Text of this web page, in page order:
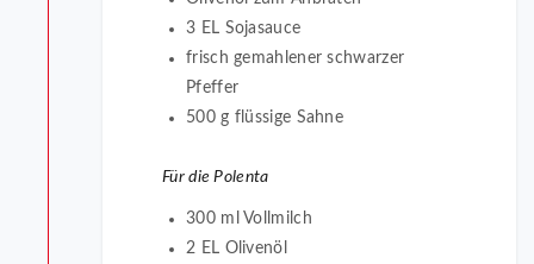
3 EL Sojasauce
frisch gemahlener schwarzer
Pfeffer
500 g flüssige Sahne
Für die Polenta
300 ml Vollmilch
2 EL Olivenöl